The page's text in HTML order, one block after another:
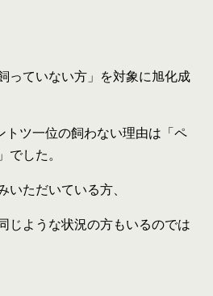
っていない方」を対象に旭化成
トツ一位の飼わない理由は「ペ
でした。
いただいている方、
じような状況の方もいるのでは